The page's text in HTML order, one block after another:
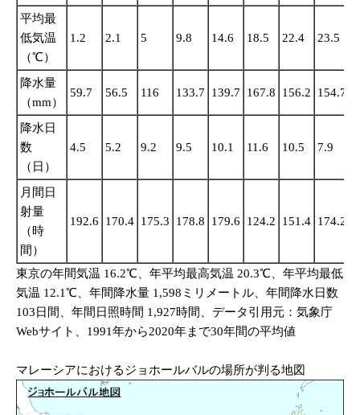
平均最
低気温
（℃）
1.2 2.1 5 9.8 14.6 18.5 22.4 23.5
降水量
（mm）
59.7 56.5 116 133.7 139.7 167.8 156.2 154.7
降水日
数
（日）
4.5 5.2 9.2 9.5 10.1 11.6 10.5 7.9
月間日
射量
（時
間）
192.6 170.4 175.3 178.8 179.6 124.2 151.4 174.2
東京の年間気温 16.2℃、年平均最高気温 20.3℃、年平均最低
気温 12.1℃、年間降水量 1,598ミリメートル、年間降水日数
103日間、年間日照時間 1,927時間、データ引用元：気象庁
Webサイト、1991年から2020年まで30年間の平均値
マレーシアにおけるジョホールバルの場所が判る地図